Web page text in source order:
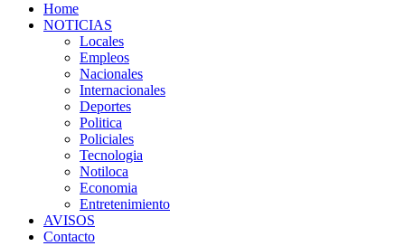
Home
NOTICIAS
Locales
Empleos
Nacionales
Internacionales
Deportes
Politica
Policiales
Tecnologia
Notiloca
Economia
Entretenimiento
AVISOS
Contacto